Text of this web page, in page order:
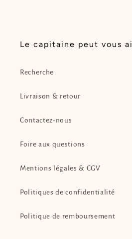
Le capitaine peut vous
Recherche
Livraison & retour
Contactez-nous
Foire aux questions
Mentions légales & CGV
Politiques de confidentialité
Politique de remboursement